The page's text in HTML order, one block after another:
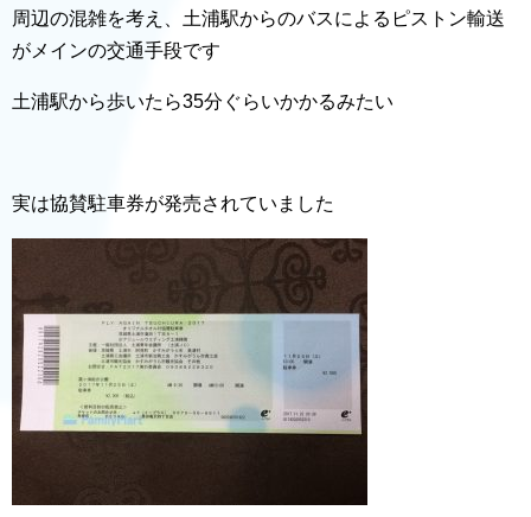
周辺の混雑を考え、土浦駅からのバスによるピストン輸送
がメインの交通手段です
土浦駅から歩いたら35分ぐらいかかるみたい
実は協賛駐車券が発売されていました